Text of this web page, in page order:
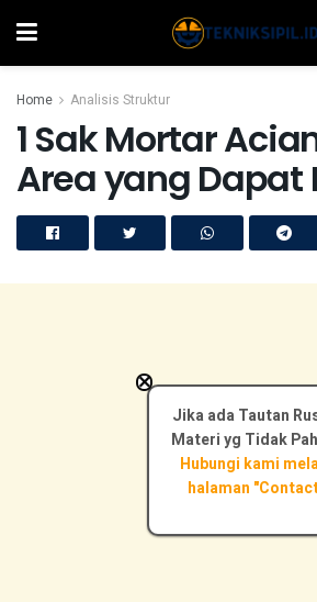
Home Analisis Struktur
1 Sak Mortar
Area yang Dapat
Jika ada Tautan
Materi yg Tidak
Hubungi kami
halaman
×